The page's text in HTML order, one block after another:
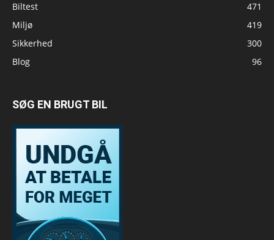
Biltest
471
Miljø
419
Sikkerhed
300
Blog
96
SØG EN BRUGT BIL